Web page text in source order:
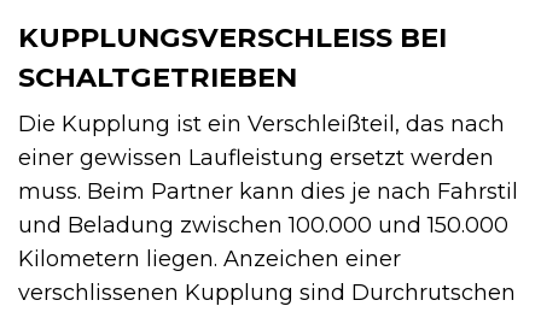
KUPPLUNGSVERSCHLEISS BEI S
CHALTGETRIEBEN
Die Kupplung ist ein Verschleißteil, das nach
einer gewissen Laufleistung ersetzt werden
muss. Beim Partner kann dies je nach Fahrstil
und Beladung zwischen 100.000 und 150.000
Kilometern liegen. Anzeichen einer
verschlissenen Kupplung sind Durchrutschen